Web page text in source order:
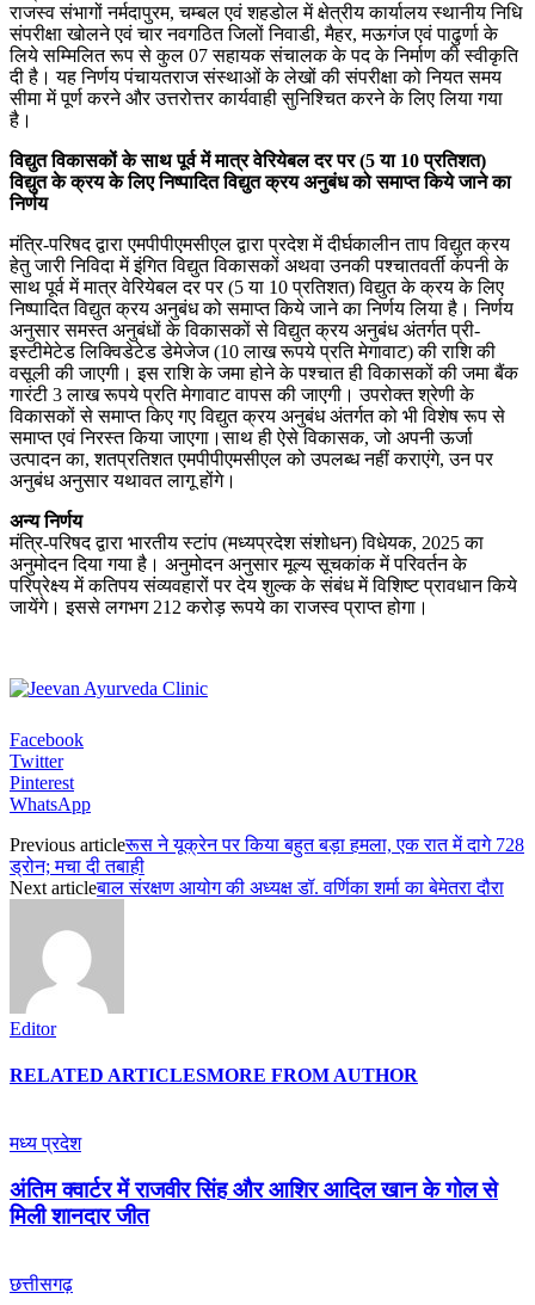
राजस्व संभागों नर्मदापुरम, चम्बल एवं शहडोल में क्षेत्रीय कार्यालय स्थानीय निधि
संपरीक्षा खोलने एवं चार नवगठित जिलों निवाडी, मैहर, मऊगंज एवं पाढुर्णा के
लिये सम्मिलित रूप से कुल 07 सहायक संचालक के पद के निर्माण की स्वीकृति
दी है। यह निर्णय पंचायतराज संस्थाओं के लेखों की संपरीक्षा को नियत समय
सीमा में पूर्ण करने और उत्तरोत्तर कार्यवाही सुनिश्चित करने के लिए लिया गया
है।
विद्युत विकासकों के साथ पूर्व में मात्र वेरियेबल दर पर (5 या 10 प्रतिशत)
विद्युत के क्रय के लिए निष्पादित विद्युत क्रय अनुबंध को समाप्त किये जाने का
निर्णय
मंत्रि-परिषद द्वारा एमपीपीएमसीएल द्वारा प्रदेश में दीर्घकालीन ताप विद्युत क्रय
हेतु जारी निविदा में इंगित विद्युत विकासकों अथवा उनकी पश्चातवर्ती कंपनी के
साथ पूर्व में मात्र वेरियेबल दर पर (5 या 10 प्रतिशत) विद्युत के क्रय के लिए
निष्पादित विद्युत क्रय अनुबंध को समाप्त किये जाने का निर्णय लिया है। निर्णय
अनुसार समस्त अनुबंधों के विकासकों से विद्युत क्रय अनुबंध अंतर्गत प्री-
इस्टीमेटेड लिक्विडेटेड डेमेजेज (10 लाख रूपये प्रति मेगावाट) की राशि की
वसूली की जाएगी। इस राशि के जमा होने के पश्चात ही विकासकों की जमा बैंक
गारंटी 3 लाख रूपये प्रति मेगावाट वापस की जाएगी। उपरोक्त श्रेणी के
विकासकों से समाप्त किए गए विद्युत क्रय अनुबंध अंतर्गत को भी विशेष रूप से
समाप्त एवं निरस्त किया जाएगा।साथ ही ऐसे विकासक, जो अपनी ऊर्जा
उत्पादन का, शतप्रतिशत एमपीपीएमसीएल को उपलब्ध नहीं कराएंगे, उन पर
अनुबंध अनुसार यथावत लागू होंगे।
अन्य निर्णय
मंत्रि-परिषद द्वारा भारतीय स्टांप (मध्यप्रदेश संशोधन) विधेयक, 2025 का
अनुमोदन दिया गया है। अनुमोदन अनुसार मूल्य सूचकांक में परिवर्तन के
परिप्रेक्ष्य में कतिपय संव्यवहारों पर देय शुल्क के संबंध में विशिष्ट प्रावधान किये
जायेंगे। इससे लगभग 212 करोड़ रूपये का राजस्व प्राप्त होगा।
Facebook
Twitter
Pinterest
WhatsApp
Previous articleरूस ने यूक्रेन पर किया बहुत बड़ा हमला, एक रात में दागे 728
ड्रोन; मचा दी तबाही
Next articleबाल संरक्षण आयोग की अध्यक्ष डॉ. वर्णिका शर्मा का बेमेतरा दौरा
Editor
RELATED ARTICLESMORE FROM AUTHOR
मध्य प्रदेश
अंतिम क्वार्टर में राजवीर सिंह और आशिर आदिल खान के गोल से
मिली शानदार जीत
छत्तीसगढ़